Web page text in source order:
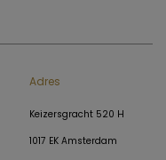
Adres
Keizersgracht 520 H
1017 EK Amsterdam